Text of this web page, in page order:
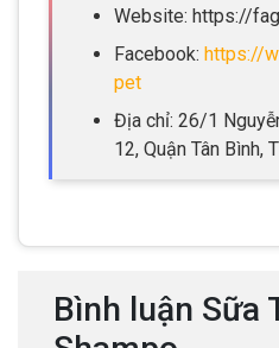
Website: https://
Facebook: https://
pet
Địa chỉ: 26/1
12, Quận Tân Bình,
Bình luận Sữa